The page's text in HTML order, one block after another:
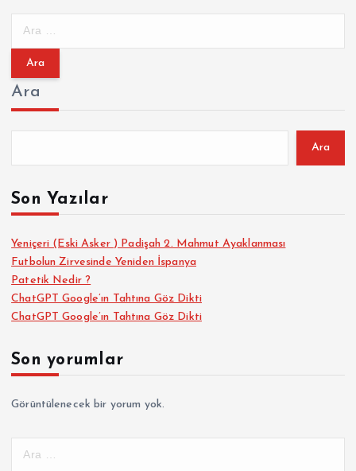
m
a
:
Ara
Ara
Son Yazılar
Yeniçeri (Eski Asker ) Padişah 2. Mahmut Ayaklanması
Futbolun Zirvesinde Yeniden İspanya
Patetik Nedir ?
ChatGPT Google’ın Tahtına Göz Dikti
ChatGPT Google’ın Tahtına Göz Dikti
Son yorumlar
Görüntülenecek bir yorum yok.